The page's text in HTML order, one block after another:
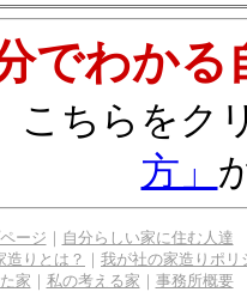
でわか
こちらをク
方」
ージ
自分らしい家に住む人達
造りとは？
我が社の家造りポリ
家
私の考える家
事務所概要